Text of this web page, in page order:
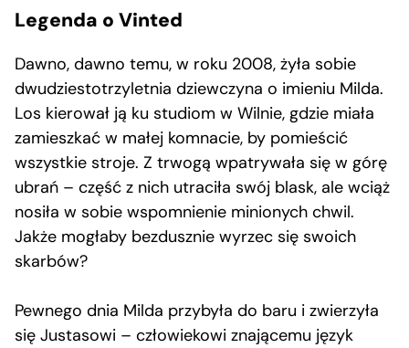
Legenda o Vinted
Dawno, dawno temu, w roku 2008, żyła sobie
dwudziestotrzyletnia dziewczyna o imieniu Milda.
Los kierował ją ku studiom w Wilnie, gdzie miała
zamieszkać w małej komnacie, by pomieścić
wszystkie stroje. Z trwogą wpatrywała się w górę
ubrań – część z nich utraciła swój blask, ale wciąż
nosiła w sobie wspomnienie minionych chwil.
Jakże mogłaby bezdusznie wyrzec się swoich
skarbów?
Pewnego dnia Milda przybyła do baru i zwierzyła
się Justasowi – człowiekowi znającemu język